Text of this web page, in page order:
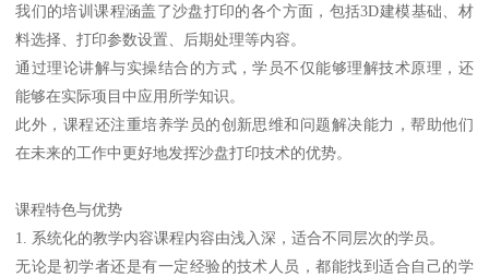
我们的培训课程涵盖了沙盘打印的各个方面，包括3D建模基础、材
料选择、打印参数设置、后期处理等内容。
通过理论讲解与实操结合的方式，学员不仅能够理解技术原理，还
能够在实际项目中应用所学知识。
此外，课程还注重培养学员的创新思维和问题解决能力，帮助他们
在未来的工作中更好地发挥沙盘打印技术的优势。
课程特色与优势
1. 系统化的教学内容课程内容由浅入深，适合不同层次的学员。
无论是初学者还是有一定经验的技术人员，都能找到适合自己的学